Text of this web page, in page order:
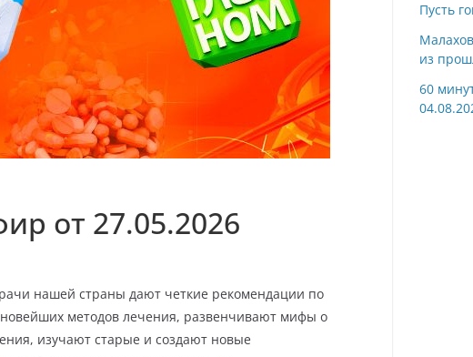
от 27.05.2026
нашей страны дают четкие рекомендации по
методов лечения, развенчивают мифы о
изучают старые и создают новые
Пусть
из
60